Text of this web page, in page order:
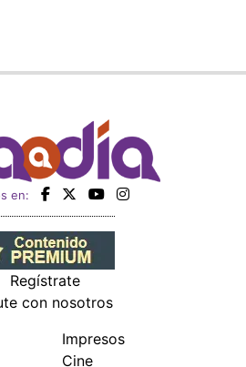
en:
Regístrate
con nosotros
Impresos
Cine